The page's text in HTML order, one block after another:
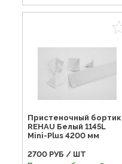
Пристеночный бортик
REHAU Белый 1145L
Mini-Plus 4200 мм
2700 РУБ / ШТ